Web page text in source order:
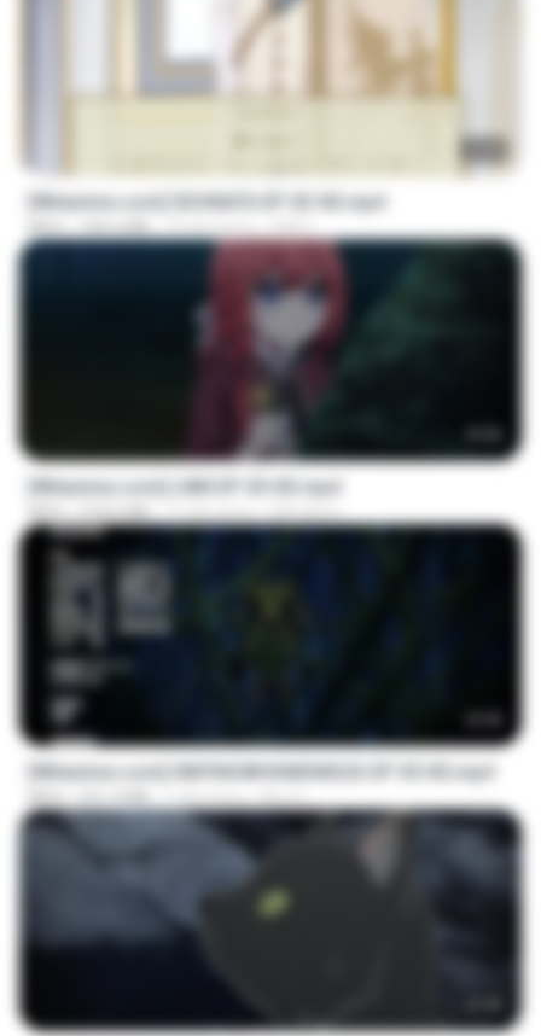
[Witanime.com] SDONATA EP 03 HD.mp4
MP4 140.6 MB 19 dni temu GRET
[Witanime.com] LNM EP 05 HD.mp4
MP4 218.6 MB 17 dni temu MUrabito
[Witanime.com] HMYNGWHSNIDMS2S EP 05 HD.mp4
MP4 251.4 MB 7 dni temu KILJY